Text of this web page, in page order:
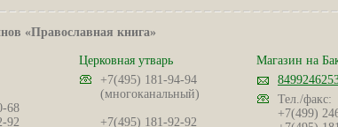
«Православная книга»
68
92
Церковная утварь
+7(495) 181-94-94
(многоканальный)
+7(495) 181-92-92
Магазин на
Тел./факс:
+7(499)